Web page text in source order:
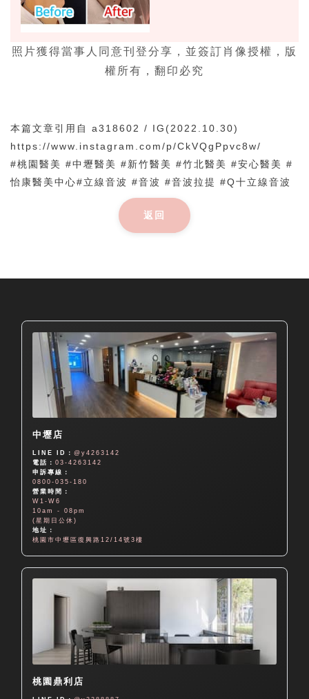
照片獲得當事人同意刊登分享，並簽訂肖像授權，版
權所有，翻印必究
本篇文章引用自 a318602 / IG(2022.10.30)
https://www.instagram.com/p/CkVQgPpvc8w/
#桃園醫美 #中壢醫美 #新竹醫美 #竹北醫美 #安心醫美 #
怡康醫美中心#立線音波 #音波 #音波拉提 #Q十立線音波
返回
中壢店
LINE ID：@y4263142
電話：03-4263142
申訴專線：
0800-035-180
營業時間：
W1-W6
10am - 08pm
(星期日公休)
地址：
桃園市中壢區復興路12/14號3樓
桃園鼎利店